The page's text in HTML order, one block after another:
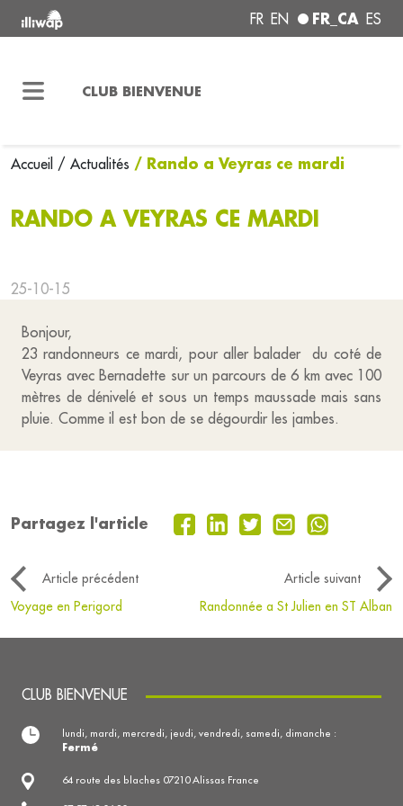
FR EN FR_CA ES
CLUB BIENVENUE
Accueil / Actualités / Rando a Veyras ce mardi
RANDO A VEYRAS CE MARDI
25-10-15
Bonjour,
23 randonneurs ce mardi, pour aller balader du coté de
Veyras avec Bernadette sur un parcours de 6 km avec 100
mètres de dénivelé et sous un temps maussade mais sans
pluie. Comme il est bon de se dégourdir les jambes.
Partagez l'article
Article précédent
Article suivant
Voyage en Perigord
Randonnée a St Julien en ST Alban
CLUB BIENVENUE
64 route des blaches 07210 Alissas France
lundi, mardi, mercredi, jeudi, vendredi, samedi, dimanche :
Fermé